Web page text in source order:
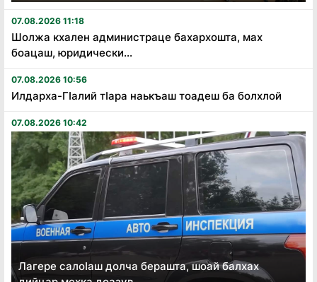
07.08.2026 11:18
Шолжа кхален администраце бахархошта, мах
боацаш, юридически...
07.08.2026 10:56
Илдарха-Гӏалий тӏара наькъаш тоадеш ба болхлой
07.08.2026 10:42
Лагере салоӏаш долча берашта, шоай балхах